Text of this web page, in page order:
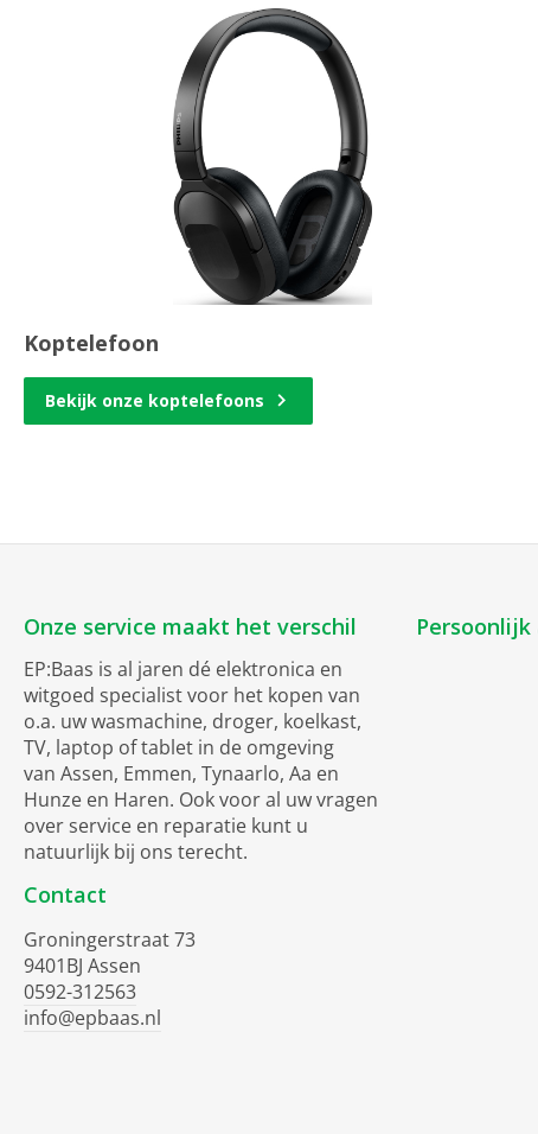
Koptelefoon
Bekijk onze koptelefoons
Onze service maakt het verschil
EP:Baas is al jaren dé elektronica en
witgoed specialist voor het kopen van
o.a. uw wasmachine, droger, koelkast,
TV, laptop of tablet in de omgeving
van Assen, Emmen, Tynaarlo, Aa en
Hunze en Haren. Ook voor al uw vragen
over service en reparatie kunt u
natuurlijk bij ons terecht.
Contact
Groningerstraat 73
9401BJ Assen
0592-312563
info@epbaas.nl
Persoonlijk